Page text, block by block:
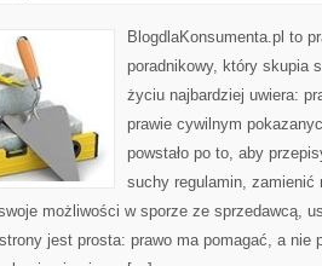
BlogdlaKonsumenta.pl to
poradnikowy, który skupia
życiu najbardziej uwiera:
prawie cywilnym
powstało po to, aby
suchy regulamin,
możliwości w sporze ze sprzedawcą,
jest prosta: prawo ma pomagać, a nie